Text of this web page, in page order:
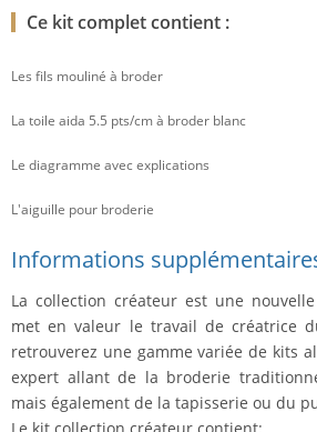
Ce kit complet contient :
Les fils mouliné à broder
La toile aida 5.5 pts/cm à broder blanc
Le diagramme avec explications
L'aiguille pour broderie
Informations
La collection créateur est une
met en valeur le travail de créatrice
retrouverez une gamme variée de kits
expert allant de la broderie
mais également de la tapisserie ou du